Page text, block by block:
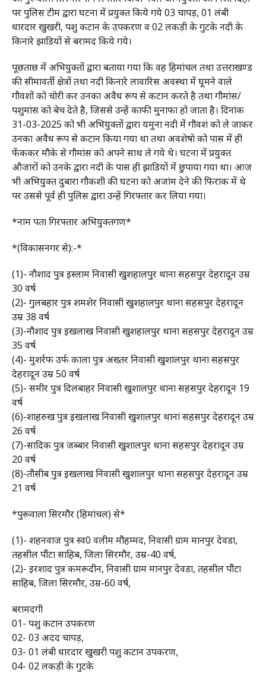
पर पुलिस टीम द्वारा घटना में प्रयुक्त किये गये 03 चापड़, 01 लंबी
धारदार खुखरी, पशु कटान के उपकरण व 02 लकड़ी के गुटके नदी के
किनारे झाडियों से बरामद किये गये।
पूछताछ में अभियुक्तों द्वारा बताया गया कि वह हिमांचल तथा उत्तराखण्ड
की सीमावर्ती क्षेत्रों तथा नदी किनारे लावारिस अवस्था में घूमने वाले
गौवशों को चोरी कर उनका अवैध रूप से कटान करते है तथा गौमांस/
पशुमांस को बेच देते है, जिससे उन्हें काफी मुनाफा हो जाता है। दिनांक
31-03-2025 को भी अभियुक्तों द्वारा यमुना नदी में गौवशं को ले जाकर
उनका अवैध रूप से कटान किया गया था तथा अवशेषो को पास में ही
फेंककर मौके से गौमांस को अपने साथ ले गये थे। घटना में प्रयुक्त
औजारों को उनके द्वारा नदी के पास ही झाडियों में छुपाया गया था। आज
भी अभियुक्त दुबारा गौकशी की घटना को अजांम देने की फिराक में थे
पर उससे पूर्व ही पुलिस द्वारा उन्हें गिरफ्तार कर लिया गया।
*नाम पता गिरफ्तार अभियुक्तगण*
*(विकासनगर से):-*
(1)- नौशाद पुत्र इस्लाम निवासी खुशहालपुर थाना सहसपुर देहरादून उम्र
30 वर्ष
(2)- गुलबहार पुत्र शमशेर निवासी खुशहालपुर थाना सहसपुर देहरादून
उम्र 38 वर्ष
(3)-नौशाद पुत्र इखलाख निवासी खुशहालपुर थाना सहसपुर देहरादून उम्र
35 वर्ष
(4)- मुशर्रफ उर्फ काला पुत्र अख्तर निवासी खुशालपुर थाना सहसपुर
देहरादून उम्र 50 वर्ष
(5)- समीर पुत्र दिलबाहर निवासी खुशालपुर थाना सहसपुर देहरादून 19
वर्ष
(6)-शाहरुख पुत्र इखलाख निवासी खुशालपुर थाना सहसपुर देहरादून उम्र
26 वर्ष
(7)-सादिक पुत्र जब्बार निवासी खुशालपुर थाना सहसपुर देहरादून उम्र
20 वर्ष
(8)-तौसीब पुत्र इखलाख निवासी खुशालपुर थाना सहसपुर देहरादून उम्र
21 वर्ष
*पुरूवाला सिरमौर (हिमांचल) से*
(1)- शहनवाज पुत्र स्व0 वलीम मौहम्मद, निवासी ग्राम मानपुर देवडा,
तहसील पौंटा साहिब, जिला सिरमौर, उम्र-40 वर्ष,
(2)- इरशाद पुत्र कमरूदीन, निवासी ग्राम मानपुर देवडा, तहसील पौंटा
साहिब, जिला सिरमौर, उम्र-60 वर्ष,
बरामदगी
01- पशु कटान उपकरण
02- 03 अदद चापड़,
03- 01 लंबी धारदार खुखरी पशु कटान उपकरण,
04- 02 लकड़ी के गुटके